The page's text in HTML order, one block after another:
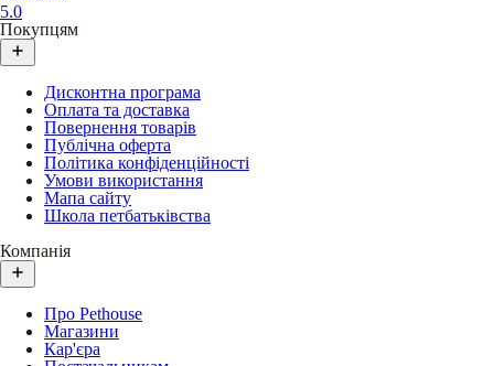
5.0
Покупцям
Дисконтна програма
Оплата та доставка
Повернення товарів
Публічна оферта
Політика конфіденційності
Умови використання
Мапа сайту
Школа петбатьківства
Компанія
Про Pethouse
Магазини
Кар'єра